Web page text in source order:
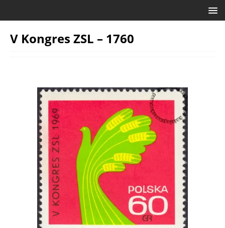
V Kongres ZSL – 1760